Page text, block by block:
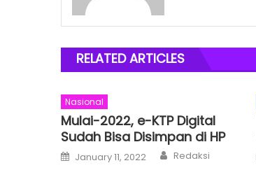
RELATED ARTICLES
Nasional
Mulai-2022, e-KTP Digital
Sudah Bisa Disimpan di HP
Posted
on
January 11, 2022 Author
Redaksi